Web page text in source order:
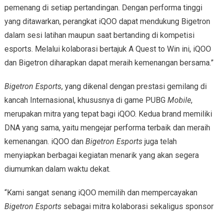
pemenang di setiap pertandingan. Dengan performa tinggi
yang ditawarkan, perangkat iQOO dapat mendukung Bigetron
dalam sesi latihan maupun saat bertanding di kompetisi
esports. Melalui kolaborasi bertajuk A Quest to Win ini, iQOO
dan Bigetron diharapkan dapat meraih kemenangan bersama.”
Bigetron Esports, yang dikenal dengan prestasi gemilang di
kancah Internasional, khususnya di game PUBG Mobile,
merupakan mitra yang tepat bagi iQOO. Kedua brand memiliki
DNA yang sama, yaitu mengejar performa terbaik dan meraih
kemenangan. iQOO dan Bigetron Esportsjuga telah
menyiapkan berbagai kegiatan menarik yang akan segera
diumumkan dalam waktu dekat.
“Kami sangat senang iQOO memilih dan mempercayakan
Bigetron Esportssebagai mitra kolaborasi sekaligus sponsor